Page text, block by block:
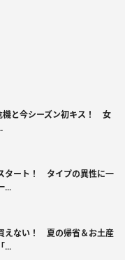
機と今シーズン初キス！ 女
タート！ タイプの異性に一
...
えない！ 夏の帰省＆お土産
...